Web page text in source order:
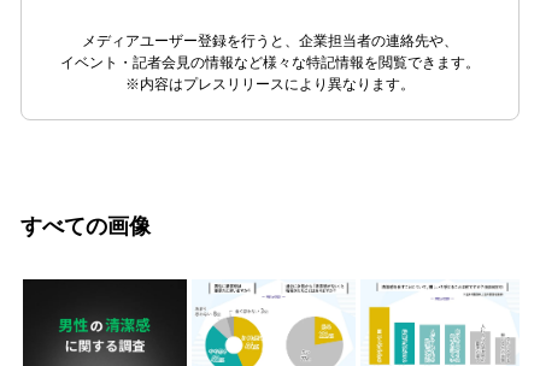
メディアユーザー登録を行うと、企業担当者の連絡先や、
イベント・記者会見の情報など様々な特記情報を閲覧できます。
※内容はプレスリリースにより異なります。
すべての画像